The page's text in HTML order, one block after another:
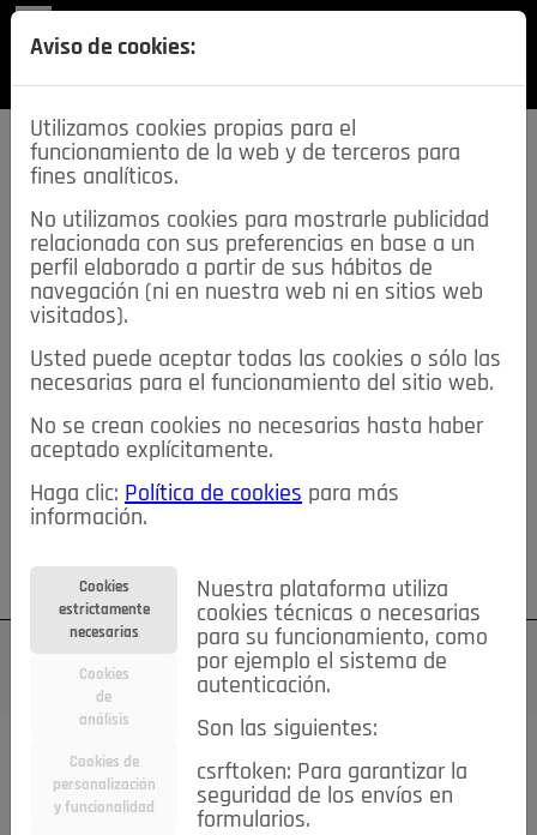
SECCIONES
descarga esta
REVISTA
≡NOTICIAS
NOTICIAS SERVICIOS DE INTERÉS
TABLÓN DE ANUNCIOS MIS ANUNCIOS CONTACTO
NOSOTROS
Su cuenta Regístrese ¿Olvidó su contraseña?
TODAS Deporte Bicicletas Deportes y Ocio
Electrodomésticos
Aviso de cookies:
Utilizamos cookies propias para el
funcionamiento de la web y de terceros para
fines analíticos.
No utilizamos cookies para mostrarle publicidad
relacionada con sus preferencias en base a un
perfil elaborado a partir de sus hábitos de
navegación (ni en nuestra web ni en sitios web
visitados).
Usted puede aceptar todas las cookies o sólo las
necesarias para el funcionamiento del sitio web.
No se crean cookies no necesarias hasta haber
aceptado explícitamente.
Haga clic: Política de cookies para más
información.
Cookies
estrictamente
necesarias
Cookies
de
análisis
Cookies de
personalización
y funcionalidad
Nuestra plataforma utiliza
cookies técnicas o necesarias
para su funcionamiento, como
por ejemplo el sistema de
autenticación.
Son las siguientes:
csrftoken: Para garantizar la
seguridad de los envíos en
formularios.